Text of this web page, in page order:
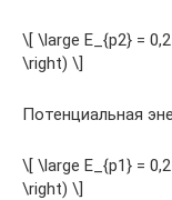
\[ \large E_{p2} =
\right) \]
Потенциальная
\[ \large E_{p1} =
\right) \]